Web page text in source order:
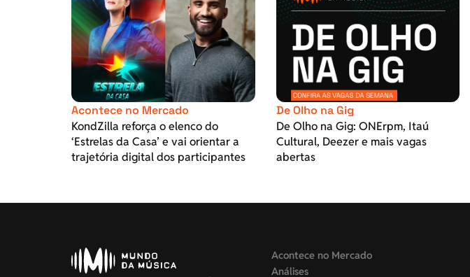
Acontece no Mercado
KondZilla reforça o elenco do
‘Estrelas da Casa’ e vai orientar a
trajetória digital dos participantes
De Olho na Gig
De Olho na Gig: ONErpm, Itaú
Cultural, Deezer e mais vagas
abertas
Acontece no Mercado
Análises